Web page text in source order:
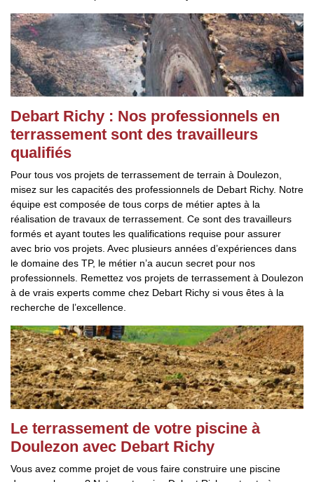
Debart Richy : Nos professionnels en
terrassement sont des travailleurs
qualifiés
Pour tous vos projets de terrassement de terrain à Doulezon,
misez sur les capacités des professionnels de Debart Richy. Notre
équipe est composée de tous corps de métier aptes à la
réalisation de travaux de terrassement. Ce sont des travailleurs
formés et ayant toutes les qualifications requise pour assurer
avec brio vos projets. Avec plusieurs années d’expériences dans
le domaine des TP, le métier n’a aucun secret pour nos
professionnels. Remettez vos projets de terrassement à Doulezon
à de vrais experts comme chez Debart Richy si vous êtes à la
recherche de l’excellence.
Le terrassement de votre piscine à
Doulezon avec Debart Richy
Vous avez comme projet de vous faire construire une piscine